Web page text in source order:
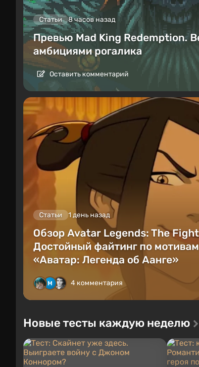
Статьи 8 часов назад
Превью Mad King Redemption.
амбициями рогалика
Оставить комментарий
Статьи 1 день назад
Обзор Avatar Legends: The
Достойный файтинг по
«Аватар: Легенда об Аанге»
4 комментария
Новые тесты каждую неделю